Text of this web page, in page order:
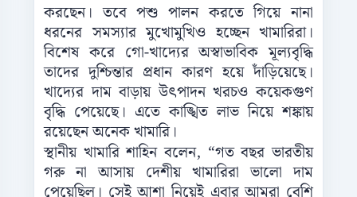
করছেন। তবে পশু পালন করতে গিয়ে নানা
ধরনের সমস্যার মুখোমুখিও হচ্ছেন খামারিরা।
বিশেষ করে গো-খাদ্যের অস্বাভাবিক মূল্যবৃদ্ধি
তাদের দুশ্চিন্তার প্রধান কারণ হয়ে দাঁড়িয়েছে।
খাদ্যের দাম বাড়ায় উৎপাদন খরচও কয়েকগুণ
বৃদ্ধি পেয়েছে। এতে কাঙ্খিত লাভ নিয়ে শঙ্কায়
রয়েছেন অনেক খামারি।
স্থানীয় খামারি শাহিন বলেন, “গত বছর ভারতীয়
গরু না আসায় দেশীয় খামারিরা ভালো দাম